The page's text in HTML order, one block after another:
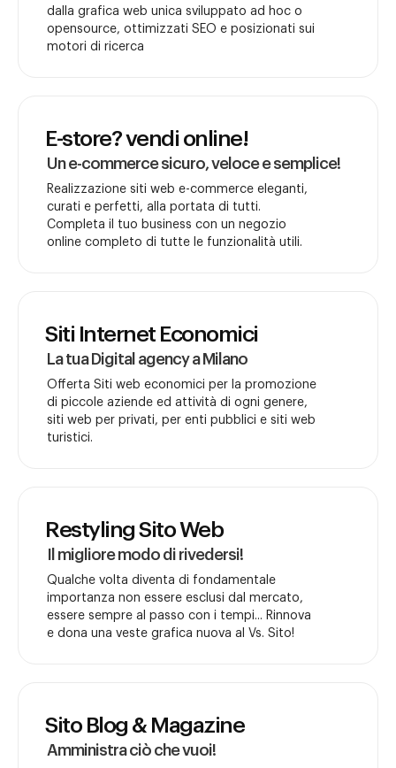
dalla grafica web unica sviluppato ad hoc o
opensource, ottimizzati SEO e posizionati sui
motori di ricerca
E-store? vendi online!
Un e-commerce sicuro, veloce e semplice!
Realizzazione siti web e-commerce eleganti,
curati e perfetti, alla portata di tutti.
Completa il tuo business con un negozio
online completo di tutte le funzionalità utili.
Siti Internet Economici
La tua Digital agency a Milano
Offerta Siti web economici per la promozione
di piccole aziende ed attività di ogni genere,
siti web per privati, per enti pubblici e siti web
turistici.
Restyling Sito Web
Il migliore modo di rivedersi!
Qualche volta diventa di fondamentale
importanza non essere esclusi dal mercato,
essere sempre al passo con i tempi... Rinnova
e dona una veste grafica nuova al Vs. Sito!
Sito Blog & Magazine
Amministra ciò che vuoi!